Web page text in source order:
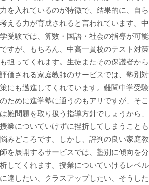
力を入れているのが特徴で、結果的に、自ら
考える力が育成されると言われています。中
学受験では、算数・国語・社会の指導が可能
ですが、もちろん、中高一貫校のテスト対策
も担ってくれます。生徒またその保護者から
評価される家庭教師のサービスでは、塾別対
策にも邁進してくれています。難関中学受験
のために進学塾に通うのもアリですが、そこ
は難問題を取り扱う指導方針でしょうから、
授業についていけずに挫折してしまうことも
悩みどころです。しかし、評判の良い家庭教
師を展開するサービスでは、塾別に傾向を分
析してくれます。授業についていけるレベル
に達したい、クラスアップしたい、そうした